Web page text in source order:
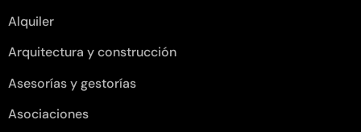
Alquiler
Arquitectura y construcción
Asesorías y gestorías
Asociaciones